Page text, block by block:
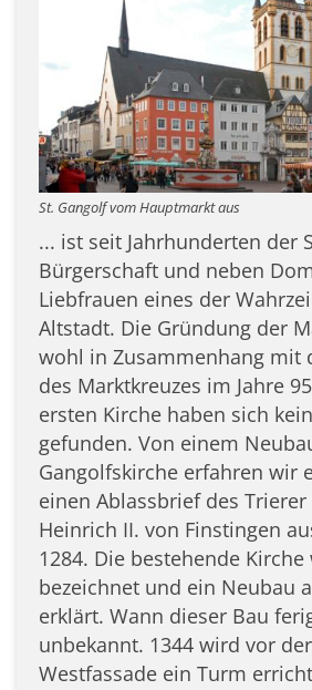
St. Gangolf vom Hauptmarkt aus
... ist seit Jahrhunderten der
Bürgerschaft und neben
Liebfrauen eines der
Altstadt. Die Gründung der
wohl in Zusammenhang mit
des Marktkreuzes im Jahre
ersten Kirche haben sich
gefunden. Von einem
Gangolfskirche erfahren wir
einen Ablassbrief des Trierer
Heinrich II. von Finstingen
1284. Die bestehende
bezeichnet und ein Neubau
erklärt. Wann dieser Bau
unbekannt. 1344 wird vor
Westfassade ein Turm